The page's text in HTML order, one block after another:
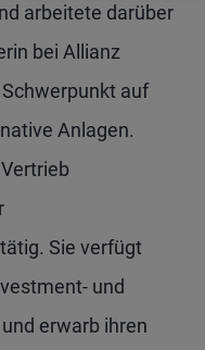
arbeitete darüber
bei Allianz
auf
Anlagen.
Sie verfügt
und
erwarb ihren